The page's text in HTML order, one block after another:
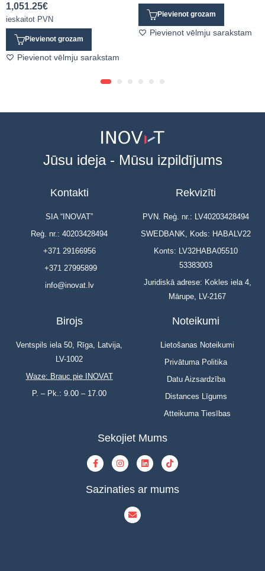
1,051.25€
ieskaitot PVN
Pievienot grozam
Pievienot vēlmju sarakstam
Pievienot grozam
Pievienot vēlmju sarakstam
Jūsu ideja - Mūsu izpildījums
Kontakti
SIA “INOVAT”
Reģ. nr.: 40203428494
+371 29166956
+371 27995899
info@inovat.lv
Rekvizīti
PVN. Reģ. nr.: LV40203428494
SWEDBANK, Kods: HABALV22
Konts: LV32HABA05510
53383003
Juridiskā adrese: Kokles iela 4,
Mārupe, LV-2167
Birojs
Ventspils iela 50, Rīga, Latvija,
LV-1002
Waze: Brauc pie INOVAT
P. – Pk.: 9.00 – 17.00
Noteikumi
Lietošanas Noteikumi
Privātuma Politika
Datu Aizsardzība
Distances Līgums
Atteikuma Tiesības
Sekojiet Mums
Sazinaties ar mums